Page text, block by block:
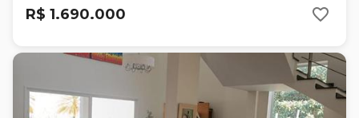
R$ 1.690.000